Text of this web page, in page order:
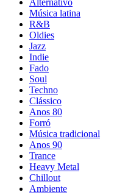
Alternativo
Música latina
R&B
Oldies
Jazz
Indie
Fado
Soul
Techno
Clássico
Anos 80
Forró
Música tradicional
Anos 90
Trance
Heavy Metal
Chillout
Ambiente